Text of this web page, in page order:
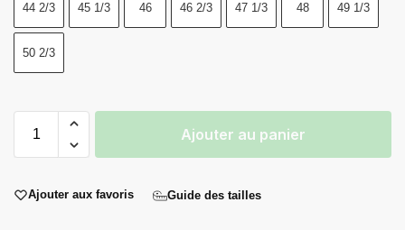
44 2/3 45 1/3 46 46 2/3 47 1/3 48 49 1/3
50 2/3
Ajouter au panier
Ajouter aux favoris Guide des tailles